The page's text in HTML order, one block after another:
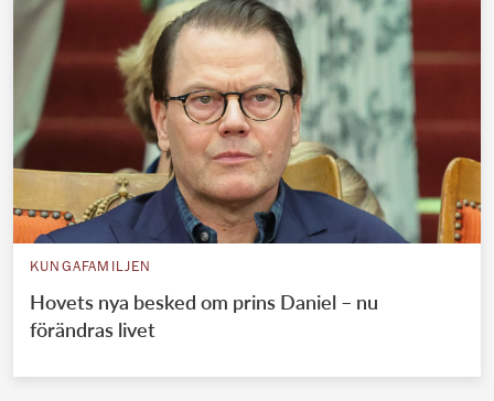
KUNGAFAMILJEN
Hovets nya besked om prins Daniel – nu
förändras livet